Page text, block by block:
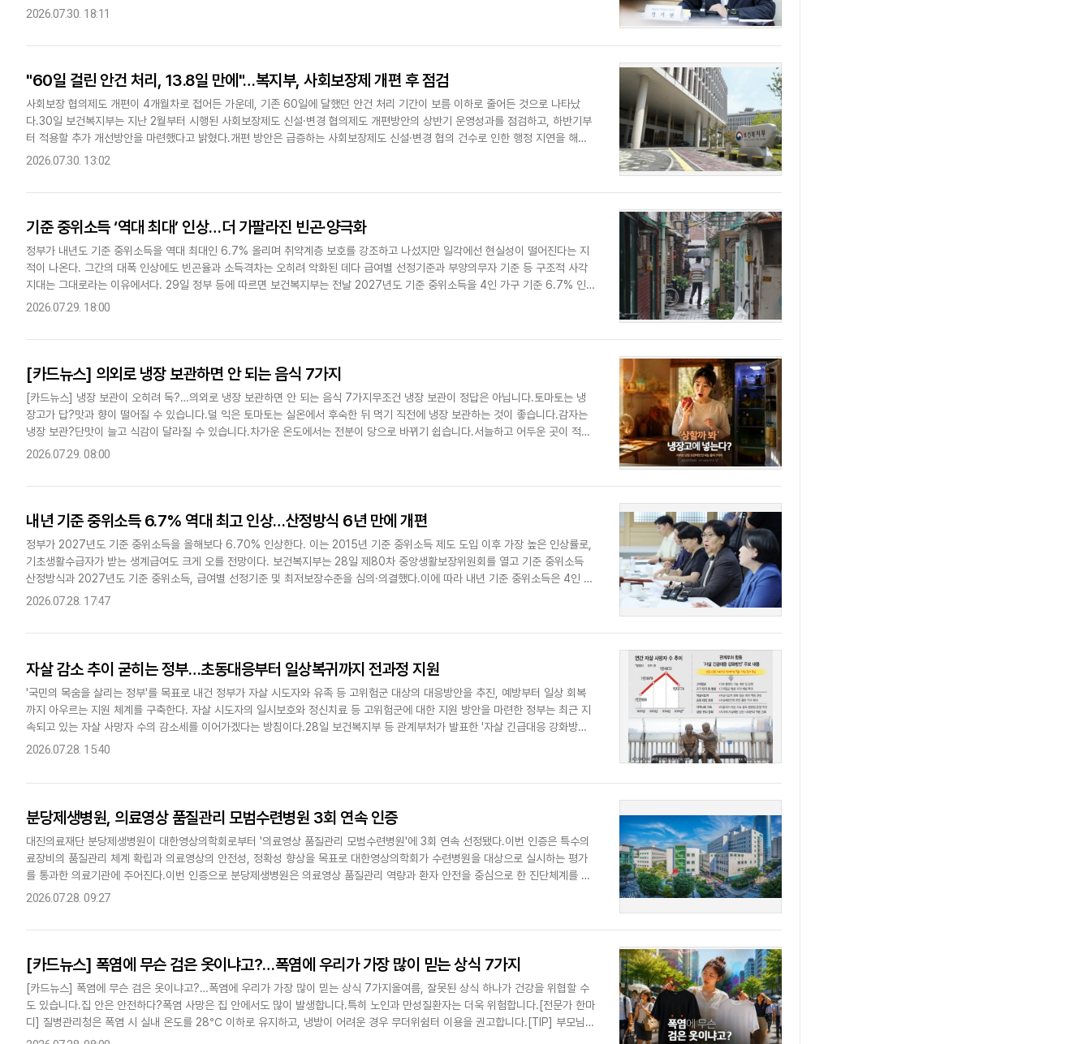
론화 조사는 성별과 연령, 권역, 도시 규모, 의료 접근성 등을 고려..
2026.07.30. 18:11
"60일 걸린 안건 처리, 13.8일 만에"…복지부, 사회보장제 개편 후 점검
사회보장 협의제도 개편이 4개월차로 접어든 가운데, 기존 60일에 달했던 안건 처리 기간이 보름 이하로 줄어든 것으로 나타났
다.30일 보건복지부는 지난 2월부터 시행된 사회보장제도 신설·변경 협의제도 개편방안의 상반기 운영성과를 점검하고, 하반기부
터 적용할 추가 개선방안을 마련했다고 밝혔다.개편 방안은 급증하는 사회보장제도 신설·변경 협의 건수로 인한 행정 지연을 해소
하고 지방정부가 지역 특성에 맞는 제도를 설계할 수 있도록 지원하기 위해 마..
2026.07.30. 13:02
기준 중위소득 ‘역대 최대’ 인상…더 가팔라진 빈곤·양극화
정부가 내년도 기준 중위소득을 역대 최대인 6.7% 올리며 취약계층 보호를 강조하고 나섰지만 일각에선 현실성이 떨어진다는 지
적이 나온다. 그간의 대폭 인상에도 빈곤율과 소득격차는 오히려 악화된 데다 급여별 선정기준과 부양의무자 기준 등 구조적 사각
지대는 그대로라는 이유에서다. 29일 정부 등에 따르면 보건복지부는 전날 2027년도 기준 중위소득을 4인 가구 기준 6.7% 인
상했다. 이는 2015년 이후 가장 높은 인상률이다. 지난 2025년..
2026.07.29. 18:00
[카드뉴스] 의외로 냉장 보관하면 안 되는 음식 7가지
[카드뉴스] 냉장 보관이 오히려 독?…의외로 냉장 보관하면 안 되는 음식 7가지무조건 냉장 보관이 정답은 아닙니다.토마토는 냉
장고가 답?맛과 향이 떨어질 수 있습니다.덜 익은 토마토는 실온에서 후숙한 뒤 먹기 직전에 냉장 보관하는 것이 좋습니다.감자는
냉장 보관?단맛이 늘고 식감이 달라질 수 있습니다.차가운 온도에서는 전분이 당으로 바뀌기 쉽습니다.서늘하고 어두운 곳이 적합
합니다.양파도 냉장고? 습기로 쉽게 물러질 수 있습니다...
2026.07.29. 08:00
내년 기준 중위소득 6.7% 역대 최고 인상…산정방식 6년 만에 개편
정부가 2027년도 기준 중위소득을 올해보다 6.70% 인상한다. 이는 2015년 기준 중위소득 제도 도입 이후 가장 높은 인상률로,
기초생활수급자가 받는 생계급여도 크게 오를 전망이다. 보건복지부는 28일 제80차 중앙생활보장위원회를 열고 기준 중위소득
산정방식과 2027년도 기준 중위소득, 급여별 선정기준 및 최저보장수준을 심의·의결했다.이에 따라 내년 기준 중위소득은 4인 가
구 기준 올해 월 649만4738원에서 6.70% 오른 월 69..
2026.07.28. 17:47
자살 감소 추이 굳히는 정부…초동대응부터 일상복귀까지 전과정 지원
'국민의 목숨을 살리는 정부'를 목표로 내건 정부가 자살 시도자와 유족 등 고위험군 대상의 대응방안을 추진, 예방부터 일상 회복
까지 아우르는 지원 체계를 구축한다. 자살 시도자의 일시보호와 정신치료 등 고위험군에 대한 지원 방안을 마련한 정부는 최근 지
속되고 있는 자살 사망자 수의 감소세를 이어가겠다는 방침이다.28일 보건복지부 등 관계부처가 발표한 '자살 긴급대응 강화방
안'에 따르면 정부는 '위기포착-출동·초동대응-안정·치료-퇴원 후 밀착관..
2026.07.28. 15:40
분당제생병원, 의료영상 품질관리 모범수련병원 3회 연속 인증
대진의료재단 분당제생병원이 대한영상의학회로부터 '의료영상 품질관리 모범수련병원'에 3회 연속 선정됐다.이번 인증은 특수의
료장비의 품질관리 체계 확립과 의료영상의 안전성, 정확성 향상을 목표로 대한영상의학회가 수련병원을 대상으로 실시하는 평가
를 통과한 의료기관에 주어진다.이번 인증으로 분당제생병원은 의료영상 품질관리 역량과 환자 안전을 중심으로 한 진단체계를 다
시 한번 대외적으로 인정받았다는 평가다. 실제로 분당제생병원은 컴퓨터단층촬영(CT),..
2026.07.28. 09:27
[카드뉴스] 폭염에 무슨 검은 옷이냐고?…폭염에 우리가 가장 많이 믿는 상식 7가지
[카드뉴스] 폭염에 무슨 검은 옷이냐고?…폭염에 우리가 가장 많이 믿는 상식 7가지올여름, 잘못된 상식 하나가 건강을 위협할 수
도 있습니다.집 안은 안전하다?폭염 사망은 집 안에서도 많이 발생합니다.특히 노인과 만성질환자는 더욱 위험합니다.[전문가 한마
디] 질병관리청은 폭염 시 실내 온도를 28℃ 이하로 유지하고, 냉방이 어려운 경우 무더위쉼터 이용을 권고합니다.[TIP] 부모님께
하루 한 번 안부 전화만 해도 폭염 사고 예방에..